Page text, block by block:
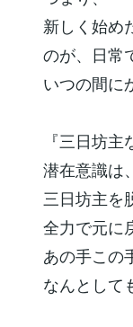
新しく始め
のが、日常
いつの間に
『三日坊
潜在意識は
三日坊主を
全力で元に
あの手この
なんとして